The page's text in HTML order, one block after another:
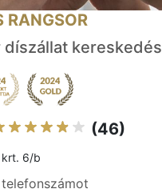
RANGSOR
díszállat kereskedés
(46)
krt. 6/b